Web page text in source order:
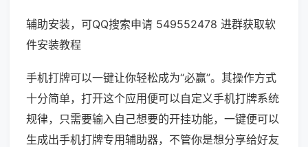
辅助安装，可QQ搜索申请 549552478 进群获取软
件安装教程
手机打牌可以一键让你轻松成为“必赢”。其操作方式
十分简单，打开这个应用便可以自定义手机打牌系统
规律，只需要输入自己想要的开挂功能，一键便可以
生成出手机打牌专用辅助器，不管你是想分享给好友